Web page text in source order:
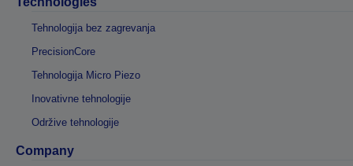
Tehnologija bez zagrevanja
PrecisionCore
Tehnologija Micro Piezo
Inovativne tehnologije
Održive tehnologije
Company